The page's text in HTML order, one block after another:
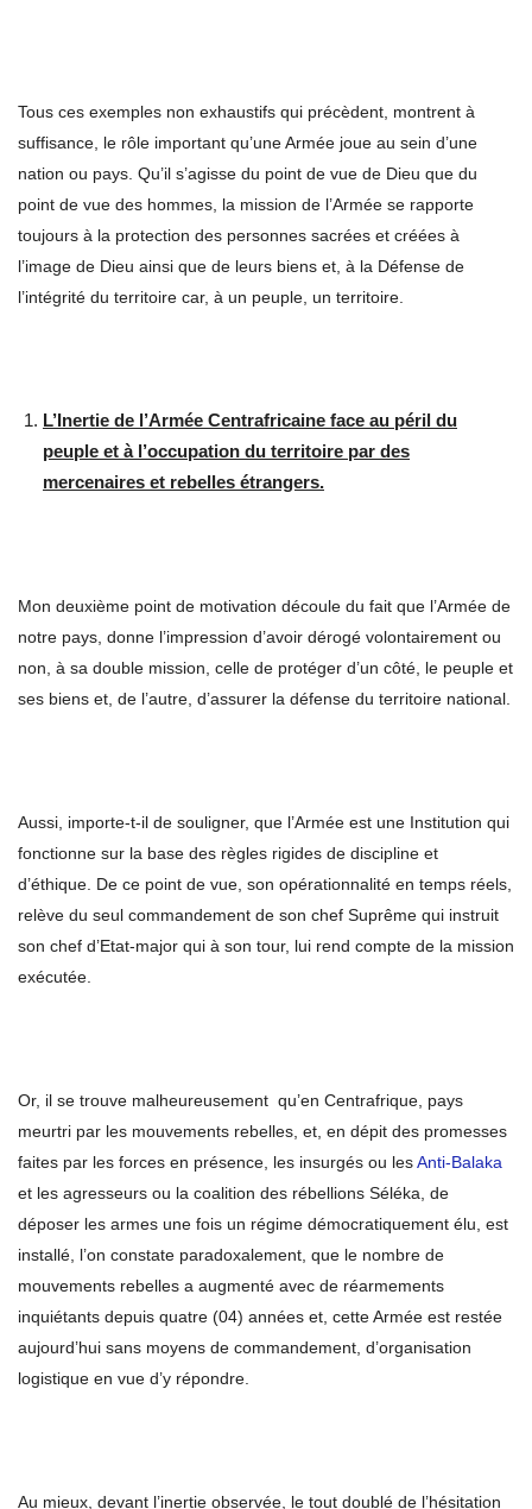
Tous ces exemples non exhaustifs qui précèdent, montrent à
suffisance, le rôle important qu’une Armée joue au sein d’une
nation ou pays. Qu’il s’agisse du point de vue de Dieu que du
point de vue des hommes, la mission de l’Armée se rapporte
toujours à la protection des personnes sacrées et créées à
l’image de Dieu ainsi que de leurs biens et, à la Défense de
l’intégrité du territoire car, à un peuple, un territoire.
L’Inertie de l’Armée Centrafricaine face au péril du
peuple et à l’occupation du territoire par des
mercenaires et rebelles étrangers.
Mon deuxième point de motivation découle du fait que l’Armée de
notre pays, donne l’impression d’avoir dérogé volontairement ou
non, à sa double mission, celle de protéger d’un côté, le peuple et
ses biens et, de l’autre, d’assurer la défense du territoire national.
Aussi, importe-t-il de souligner, que l’Armée est une Institution qui
fonctionne sur la base des règles rigides de discipline et
d’éthique. De ce point de vue, son opérationnalité en temps réels,
relève du seul commandement de son chef Suprême qui instruit
son chef d’Etat-major qui à son tour, lui rend compte de la mission
exécutée.
Or, il se trouve malheureusement qu’en Centrafrique, pays
meurtri par les mouvements rebelles, et, en dépit des promesses
faites par les forces en présence, les insurgés ou lesAnti-Balaka
et les agresseurs ou la coalition des rébellions Séléka, de
déposer les armes une fois un régime démocratiquement élu, est
installé, l’on constate paradoxalement, que le nombre de
mouvements rebelles a augmenté avec de réarmements
inquiétants depuis quatre (04) années et, cette Armée est restée
aujourd’hui sans moyens de commandement, d’organisation
logistique en vue d’y répondre.
Au mieux, devant l’inertie observée, le tout doublé de l’hésitation